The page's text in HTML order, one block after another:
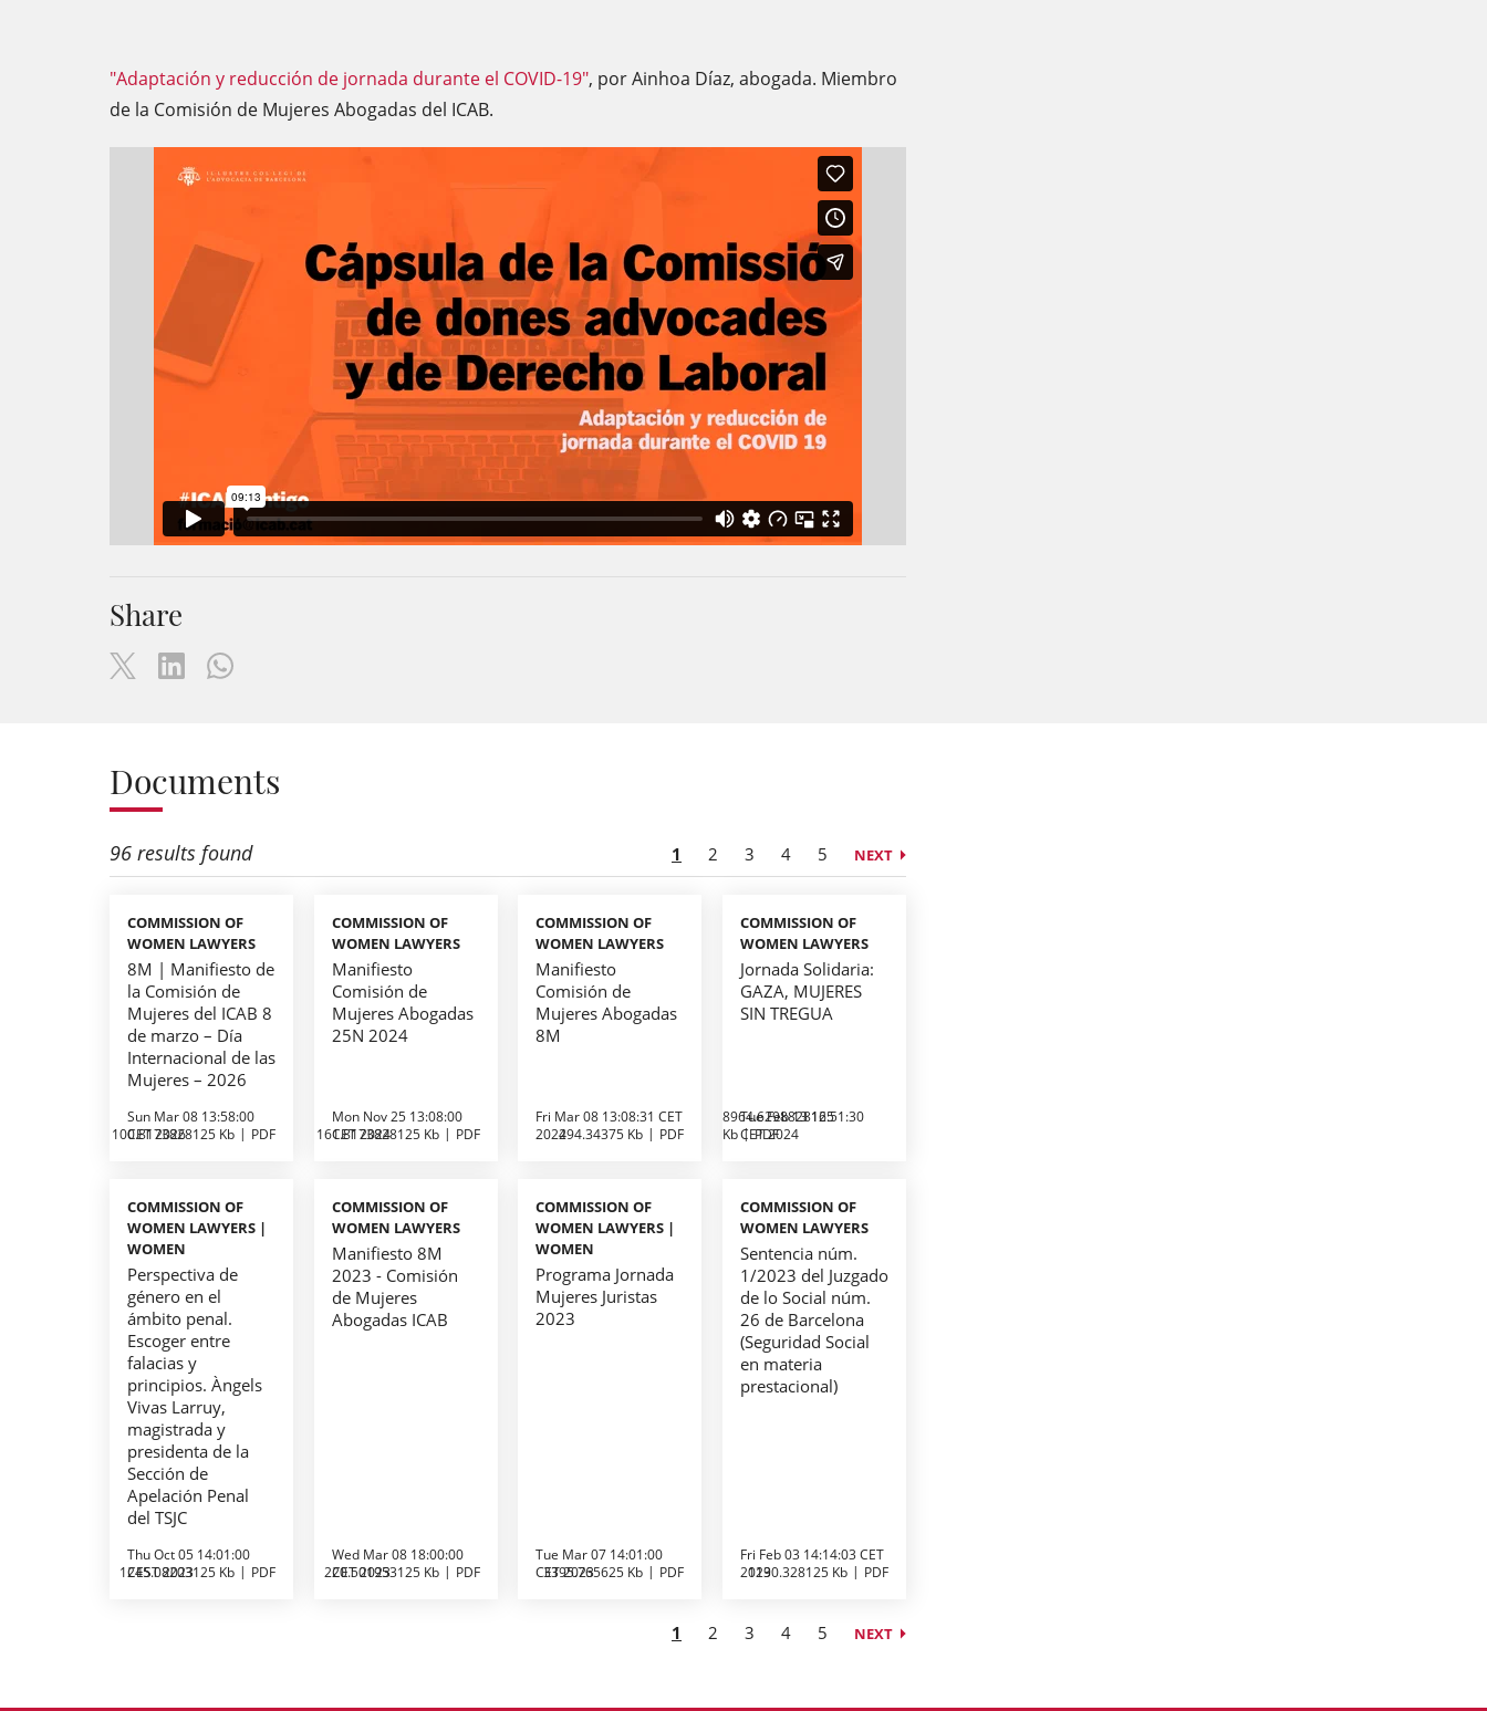
"Adaptación y reducción de jornada durante el COVID-19", por Ainhoa Díaz, abogada. Miembro
de la Comisión de Mujeres Abogadas del ICAB.
Share
Documents
96 results found 1 2 3 4 5 NEXT
COMMISSION OF
WOMEN LAWYERS
8M | Manifiesto de
la Comisión de
Mujeres del ICAB 8
de marzo – Día
Internacional de las
Mujeres – 2026
Sun Mar 08 13:58:00
CET 2026
100.8173828125 Kb PDF
COMMISSION OF
WOMEN LAWYERS
Manifiesto
Comisión de
Mujeres Abogadas
25N 2024
Mon Nov 25 13:08:00
CET 2024
161.8173828125 Kb PDF
COMMISSION OF
WOMEN LAWYERS
Manifiesto
Comisión de
Mujeres Abogadas
8M
Fri Mar 08 13:08:31 CET
2024294.34375 Kb PDF
COMMISSION OF
WOMEN LAWYERS
Jornada Solidaria:
GAZA, MUJERES
SIN TREGUA
Tue Feb 13 16:51:30
CET 2024
8964.6298828125
Kb
PDF
COMMISSION OF
WOMEN LAWYERS |
WOMEN
Perspectiva de
género en el
ámbito penal.
Escoger entre
falacias y
principios. Àngels
Vivas Larruy,
magistrada y
presidenta de la
Sección de
Apelación Penal
del TSJC
Thu Oct 05 14:01:00
CEST 2023
1245.08203125 Kb PDF
COMMISSION OF
WOMEN LAWYERS
Manifiesto 8M
2023 - Comisión
de Mujeres
Abogadas ICAB
Wed Mar 08 18:00:00
CET 2023
220.501953125 Kb PDF
COMMISSION OF
WOMEN LAWYERS |
WOMEN
Programa Jornada
Mujeres Juristas
2023
Tue Mar 07 14:01:00
CET 2023
3395.765625 Kb PDF
COMMISSION OF
WOMEN LAWYERS
Sentencia núm.
1/2023 del Juzgado
de lo Social núm.
26 de Barcelona
(Seguridad Social
en materia
prestacional)
Fri Feb 03 14:14:03 CET
2023
1190.328125 Kb PDF
1 2 3 4 5 NEXT